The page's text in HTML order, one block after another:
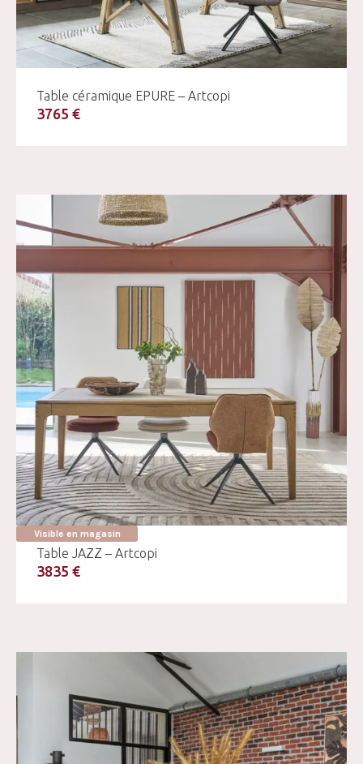
Table céramique EPURE – Artcopi
3765 €
Visible en magasin
Table JAZZ – Artcopi
3835 €